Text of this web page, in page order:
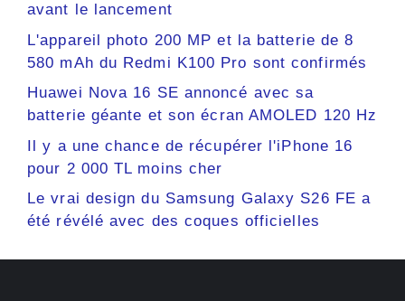
avant le lancement
L'appareil photo 200 MP et la batterie de 8
580 mAh du Redmi K100 Pro sont confirmés
Huawei Nova 16 SE annoncé avec sa
batterie géante et son écran AMOLED 120 Hz
Il y a une chance de récupérer l'iPhone 16
pour 2 000 TL moins cher
Le vrai design du Samsung Galaxy S26 FE a
été révélé avec des coques officielles